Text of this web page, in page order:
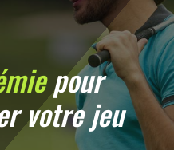
pour
votre jeu